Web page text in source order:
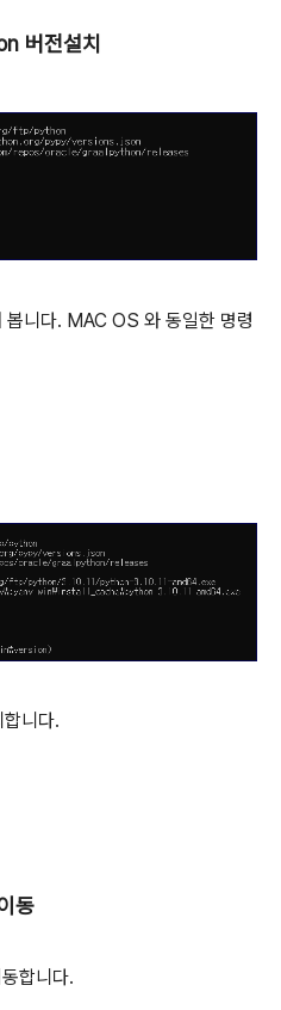
버전설치
봅니다. MAC OS 와 동일한 명령
니다.
동
합니다.